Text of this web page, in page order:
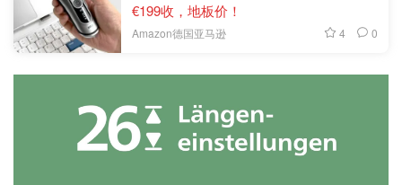
€199收，地板价！
Amazon德国亚马逊 4 0